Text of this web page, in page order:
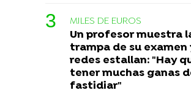
MILES DE EUROS
Un profesor muestra
trampa de su examen
redes estallan: "Hay
tener muchas ganas
fastidiar"